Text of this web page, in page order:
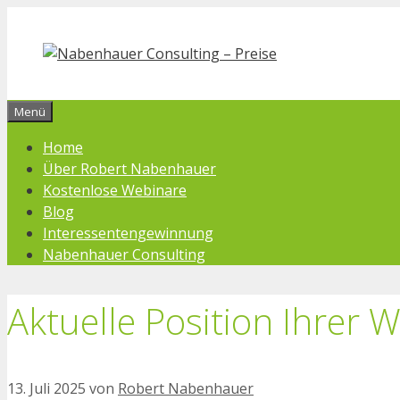
Inhalt
springen
Menü
Home
Über Robert Nabenhauer
Kostenlose Webinare
Blog
Interessentengewinnung
Nabenhauer Consulting
Aktuelle Position Ihrer
13. Juli 2025 von Robert Nabenhauer